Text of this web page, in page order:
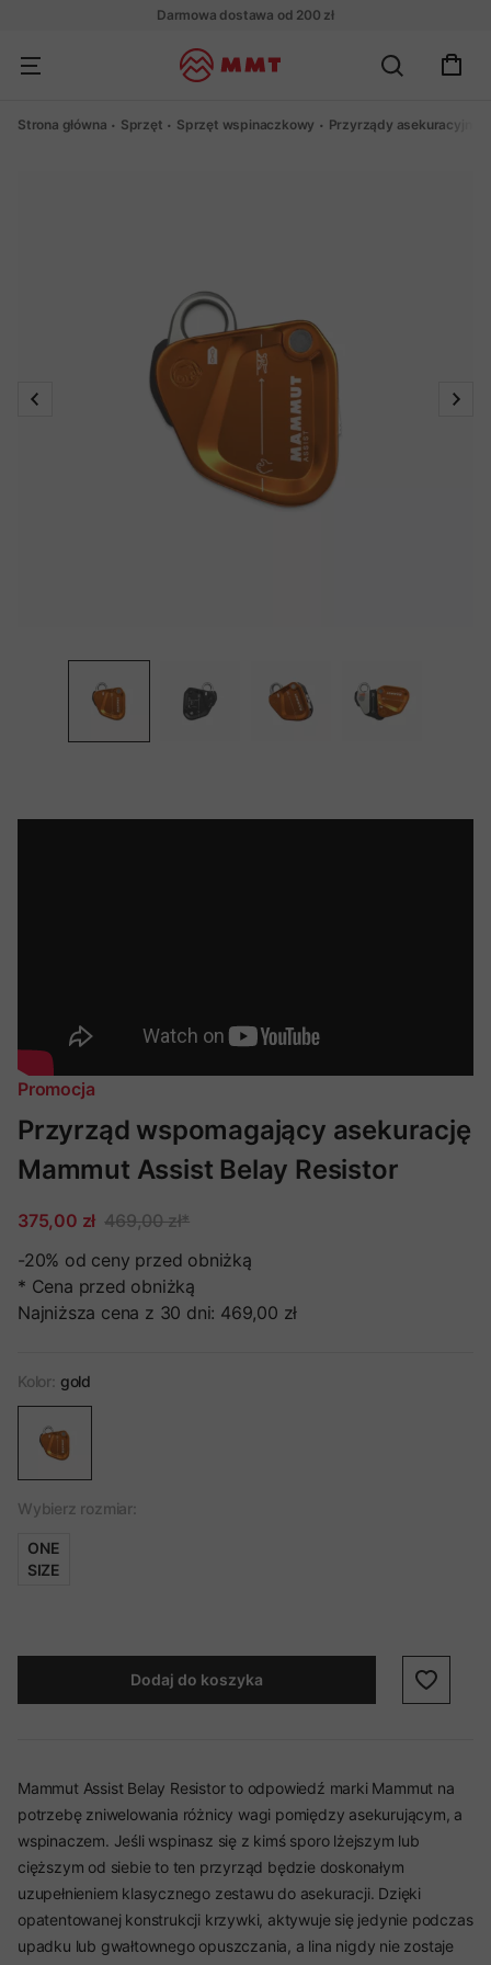
Darmowa dostawa od 200 zł
Strona główna Sprzęt Sprzęt wspinaczkowy Przyrządy asekuracyjne
Promocja
Przyrząd wspomagający asekurację
Mammut Assist Belay Resistor
375,00 zł 469,00 zł*
-20% od ceny przed obniżką
* Cena przed obniżką
Najniższa cena z 30 dni: 469,00 zł
Kolor: gold
Wybierz rozmiar:
ONE
SIZE
Dodaj do koszyka
Mammut Assist Belay Resistor to odpowiedź marki Mammut na
potrzebę zniwelowania różnicy wagi pomiędzy asekurującym, a
wspinaczem. Jeśli wspinasz się z kimś sporo lżejszym lub
cięższym od siebie to ten przyrząd będzie doskonałym
uzupełnieniem klasycznego zestawu do asekuracji. Dzięki
opatentowanej konstrukcji krzywki, aktywuje się jedynie podczas
upadku lub gwałtownego opuszczania, a lina nigdy nie zostaje